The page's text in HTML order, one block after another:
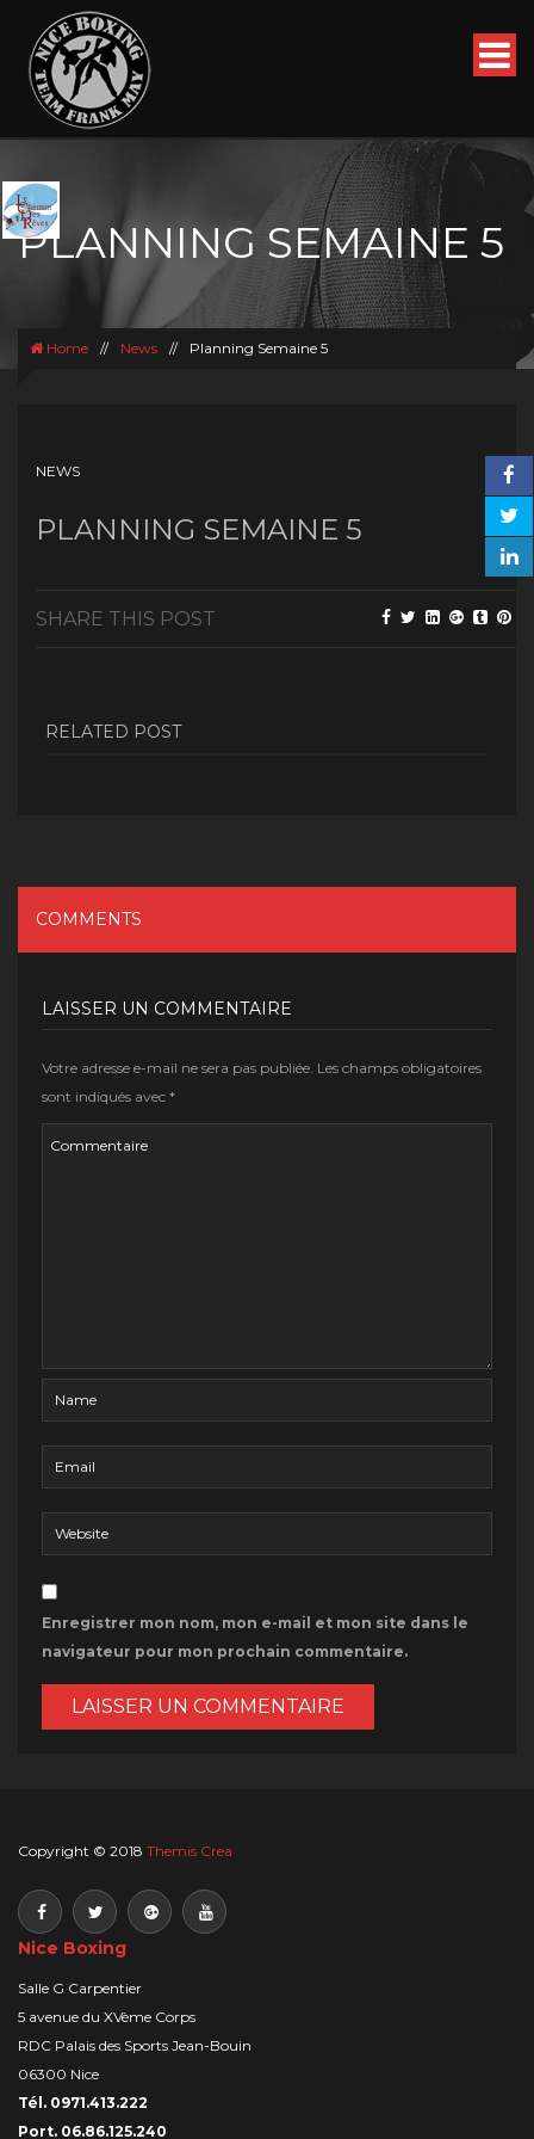
PLANNING SEMAINE 5
Home // News // Planning Semaine 5
NEWS
PLANNING SEMAINE 5
SHARE THIS POST
RELATED POST
COMMENTS
LAISSER UN COMMENTAIRE
Votre adresse e-mail ne sera pas publiée. Les champs obligatoires
sont indiqués avec *
Enregistrer mon nom, mon e-mail et mon site dans le
navigateur pour mon prochain commentaire.
Copyright © 2018 Themis Crea
Nice Boxing
Salle G Carpentier
5 avenue du XVème Corps
RDC Palais des Sports Jean-Bouin
06300 Nice
Tél. 0971.413.222
Port. 06.86.125.240